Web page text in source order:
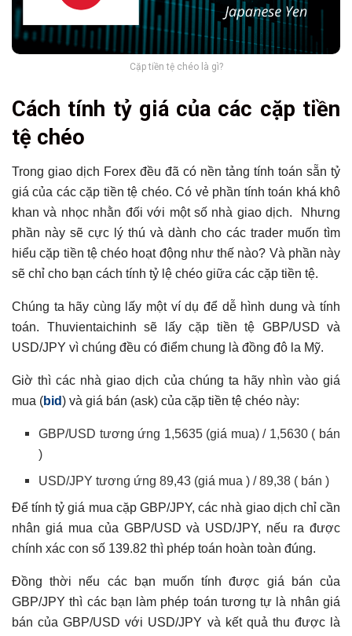
Cặp tiền tệ chéo là gì?
Cách tính tỷ giá của các cặp tiền
tệ chéo
Trong giao dịch Forex đều đã có nền tảng tính toán sẵn tỷ
giá của các cặp tiền tệ chéo. Có vẻ phần tính toán khá khô
khan và nhọc nhằn đối với một số nhà giao dịch. Nhưng
phần này sẽ cực lý thú và dành cho các trader muốn tìm
hiểu cặp tiền tệ chéo hoạt động như thế nào? Và phần này
sẽ chỉ cho bạn cách tính tỷ lệ chéo giữa các cặp tiền tệ.
Chúng ta hãy cùng lấy một ví dụ để dễ hình dung và tính
toán. Thuvientaichinh sẽ lấy cặp tiền tệ GBP/USD và
USD/JPY vì chúng đều có điểm chung là đồng đô la Mỹ.
Giờ thì các nhà giao dịch của chúng ta hãy nhìn vào giá
mua (bid) và giá bán (ask) của cặp tiền tệ chéo này:
GBP/USD tương ứng 1,5635 (giá mua) / 1,5630 ( bán
)
USD/JPY tương ứng 89,43 (giá mua ) / 89,38 ( bán )
Để tính tỷ giá mua cặp GBP/JPY, các nhà giao dịch chỉ cần
nhân giá mua của GBP/USD và USD/JPY, nếu ra được
chính xác con số 139.82 thì phép toán hoàn toàn đúng.
Đồng thời nếu các bạn muốn tính được giá bán của
GBP/JPY thì các bạn làm phép toán tương tự là nhân giá
bán của GBP/USD với USD/JPY và kết quả thu được là